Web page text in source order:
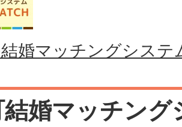
婚マッチングシステ
婚マッチング